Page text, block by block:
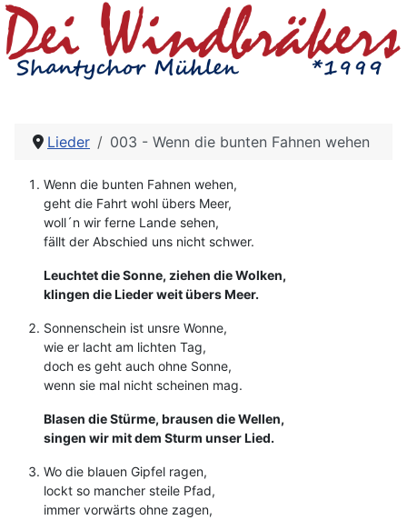
Lieder 003 - Wenn die bunten Fahnen wehen
Wenn die bunten Fahnen wehen,
geht die Fahrt wohl übers Meer,
woll´n wir ferne Lande sehen,
fällt der Abschied uns nicht schwer.
Leuchtet die Sonne, ziehen die Wolken,
klingen die Lieder weit übers Meer.
Sonnenschein ist unsre Wonne,
wie er lacht am lichten Tag,
doch es geht auch ohne Sonne,
wenn sie mal nicht scheinen mag.
Blasen die Stürme, brausen die Wellen,
singen wir mit dem Sturm unser Lied.
Wo die blauen Gipfel ragen,
lockt so mancher steile Pfad,
immer vorwärts ohne zagen,